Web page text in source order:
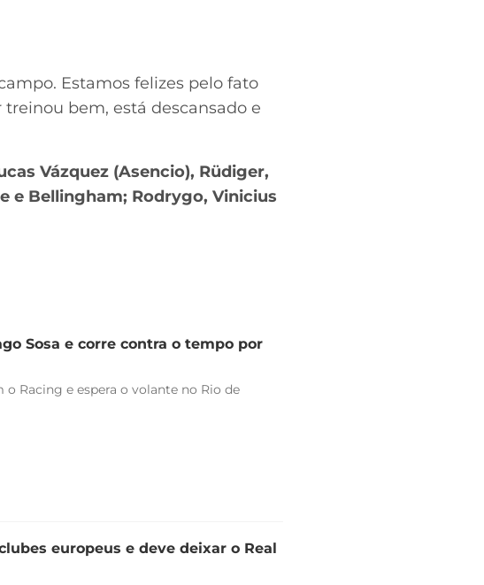
Estamos felizes pelo fato
bem, está descansado e
Vázquez (Asencio), Rüdiger,
e Bellingham; Rodrygo, Vinicius
Sosa e corre contra o tempo por
Racing e espera o volante no Rio de
europeus e deve deixar o Real